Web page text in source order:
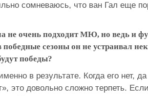
сомневаюсь, что ван Гал еще
не очень подходит МЮ, но ведь и
победные сезоны он не устраивал
победы?
в результате. Когда его нет,
это довольно сложно терпеть.